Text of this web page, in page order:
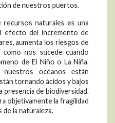
de nuestros puertos.
recursos naturales es una
efecto del incremento de
aumenta los riesgos de
como nos sucede cuando
de El Niño o La Niña.
nuestros océanos están
tornando ácidos y bajos
presencia de biodiversidad.
objetivamente la fragilidad
la naturaleza.